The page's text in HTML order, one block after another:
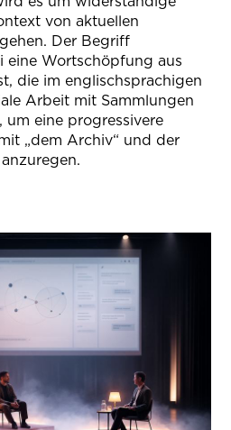
von aktuellen
Der Begriff
eine Wortschöpfung aus
die im englischsprachigen
Arbeit mit Sammlungen
eine progressivere
„dem Archiv“ und der